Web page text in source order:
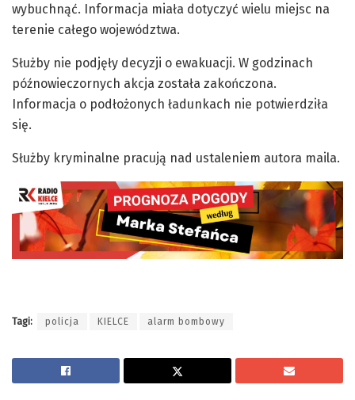
wybuchnąć. Informacja miała dotyczyć wielu miejsc na
terenie całego województwa.
Służby nie podjęły decyzji o ewakuacji. W godzinach
późnowieczornych akcja została zakończona.
Informacja o podłożonych ładunkach nie potwierdziła
się.
Służby kryminalne pracują nad ustaleniem autora maila.
Tagi: policja KIELCE alarm bombowy